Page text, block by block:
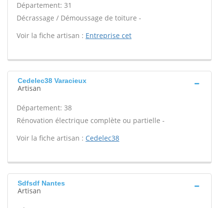
Département: 31
Décrassage / Démoussage de toiture -
Voir la fiche artisan : Entreprise cet
Cedelec38 Varacieux
Artisan
Département: 38
Rénovation électrique complète ou partielle -
Voir la fiche artisan : Cedelec38
Sdfsdf Nantes
Artisan